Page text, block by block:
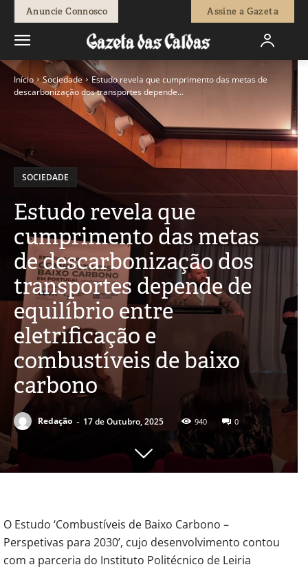
Anuncie Connosco Assine a Gazeta
Início Sociedade
Estudo revela que cumprimento das metas de
descarbonização dos transportes depende...
SOCIEDADE
Estudo revela que
cumprimento das metas
de descarbonização dos
transportes depende de
equilíbrio entre
eletrificação e
combustíveis de baixo
carbono
Redação - 17 de Outubro, 2025 940 0
O Estudo ‘Combustíveis de Baixo Carbono –
Perspetivas para 2030’, cujo desenvolvimento contou
com a parceria do Instituto Politécnico de Leiria